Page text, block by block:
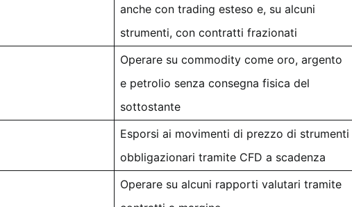
anche con trading esteso e, su alcuni
strumenti, con contratti frazionati
Operare su commodity come oro, argento
e petrolio senza consegna fisica del
sottostante
Esporsi ai movimenti di prezzo di strumenti
obbligazionari tramite CFD a scadenza
Operare su alcuni rapporti valutari tramite